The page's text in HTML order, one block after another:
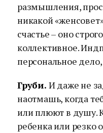
размышления,
никакой
счастье – оно
коллективное.
персональное
Груби. И даже не
наотмашь, когда
или плюют в душу.
ребенка или